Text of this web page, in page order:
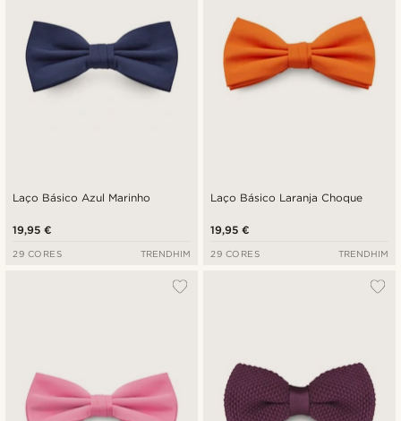
Laço Básico Azul Marinho
19,95 €
29 CORES TRENDHIM
Laço Básico Laranja Choque
19,95 €
29 CORES TRENDHIM